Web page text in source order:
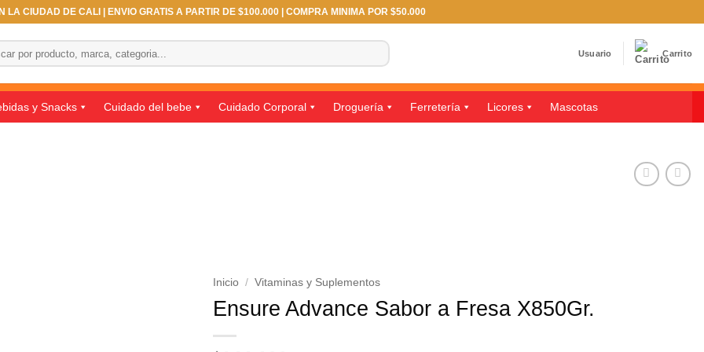
LA CIUDAD DE CALI | ENVIO GRATIS A PARTIR DE $100.000 | COMPRA MINIMA POR $50.000
Usuario Carrito
y Snacks Cuidado del bebe Cuidado Corporal Droguería Ferretería Licores Mascotas
Inicio / Vitaminas y Suplementos
Ensure Advance Sabor a Fresa X850Gr.